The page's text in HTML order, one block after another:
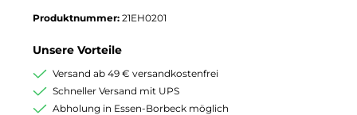
Produktnummer: 21EH0201
Unsere Vorteile
Versand ab 49 € versandkostenfrei
Schneller Versand mit UPS
Abholung in Essen-Borbeck möglich